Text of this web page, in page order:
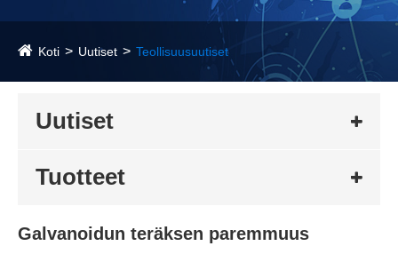
Koti Uutiset Teollisuusuutiset
Uutiset
Tuotteet
Galvanoidun teräksen paremmuus